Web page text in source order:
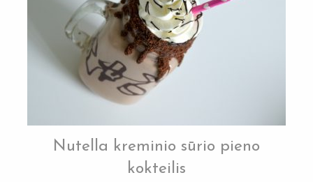
Nutella kreminio sūrio pieno
kokteilis